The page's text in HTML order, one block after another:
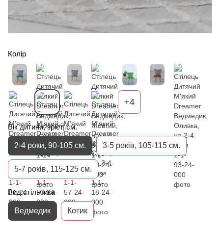
Колір
+4
Вік дитини, зріст, см.
2-4 роки, 90-105 см. 3-5 років, 105-115 см.
5-7 років, 115-125 см.
Вид стільчика
Ведмедик Котик